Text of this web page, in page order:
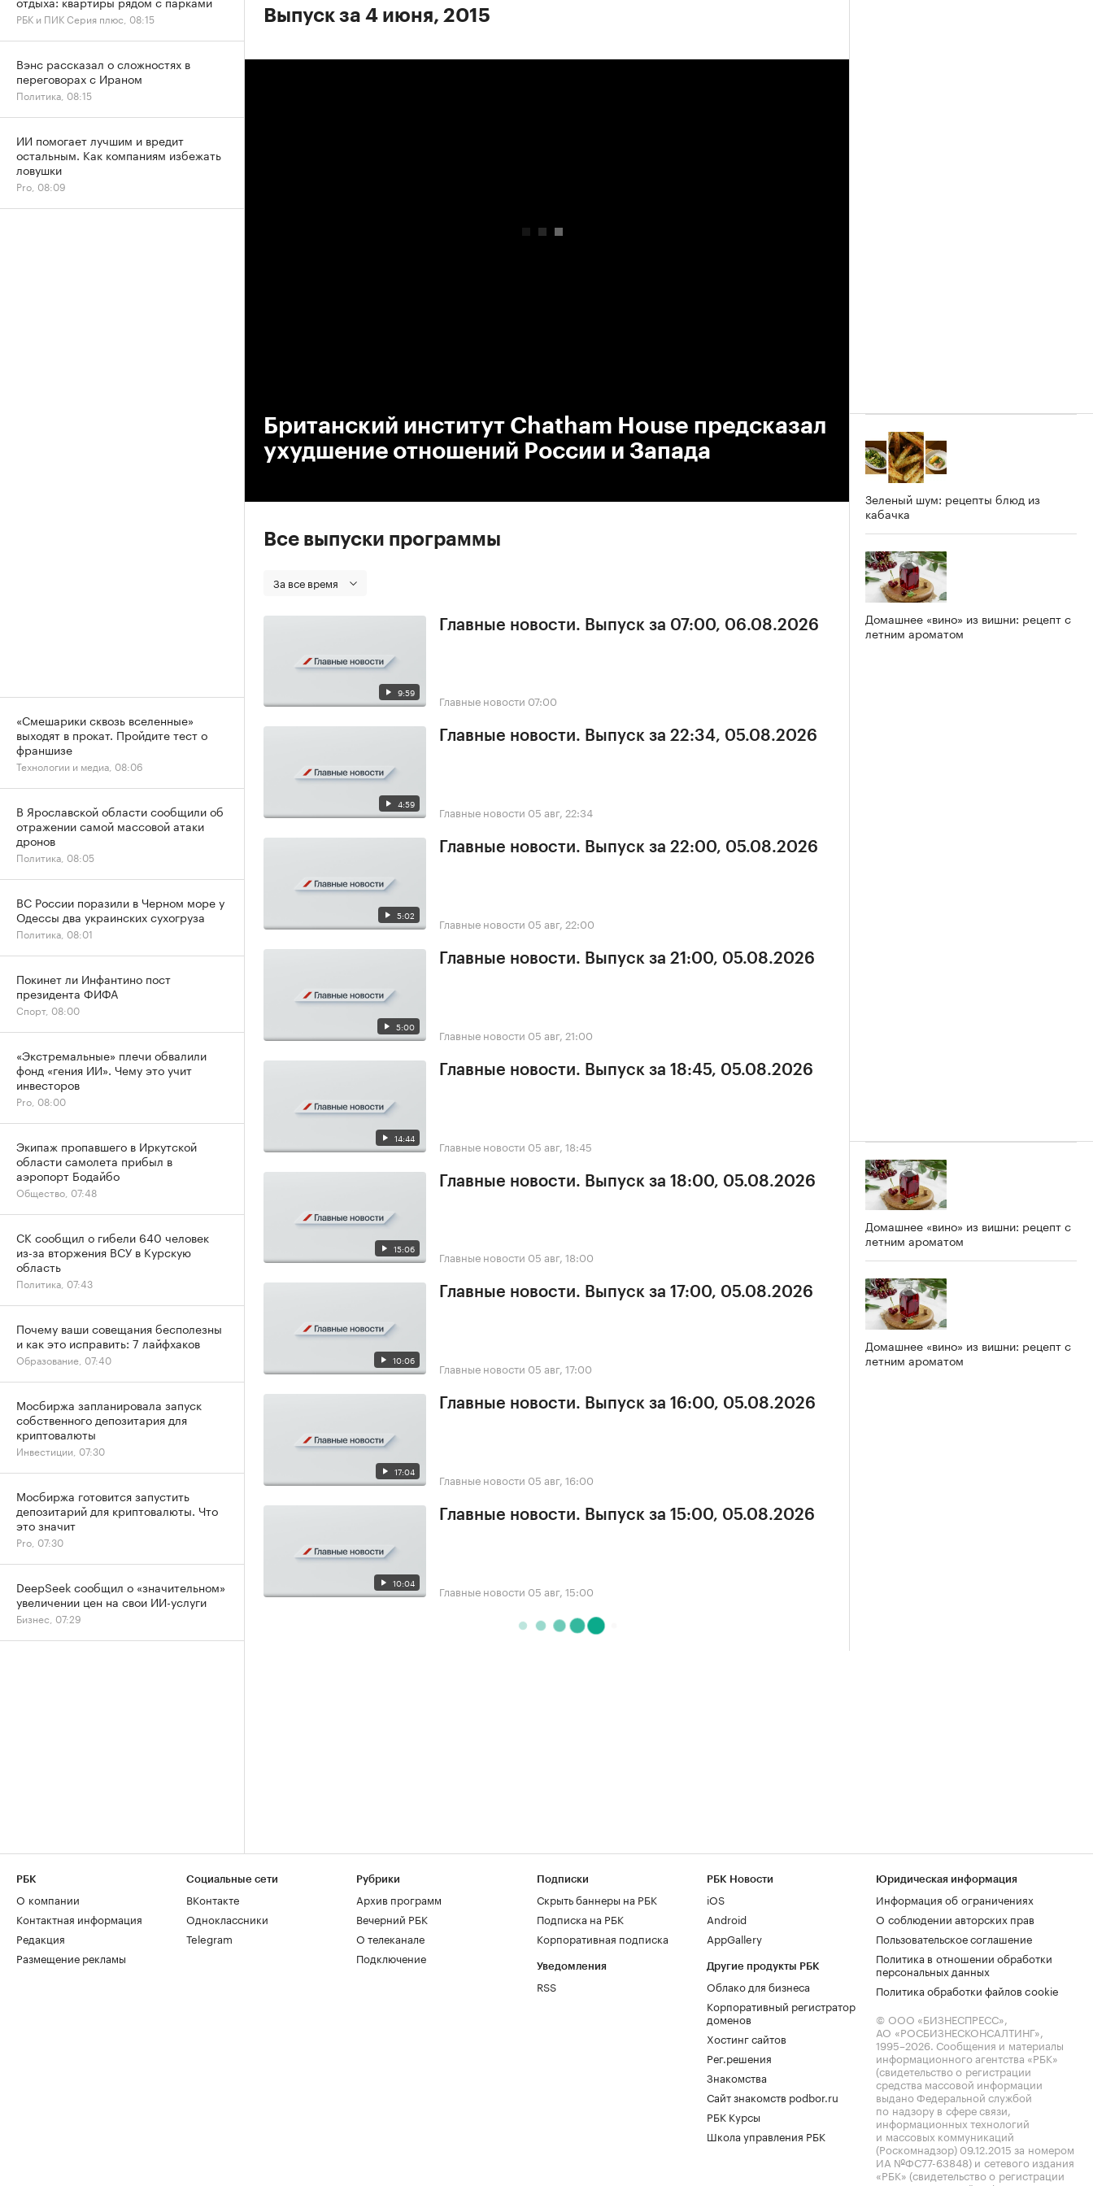
Выпуск за 4 июня, 2015
Британский институт Chatham House предсказал
ухудшение отношений России и Запада
Все выпуски программы
За все время
9:59
Главные новости. Выпуск за 07:00, 06.08.2026
Главные новости 07:00
4:59
Главные новости. Выпуск за 22:34, 05.08.2026
Главные новости 05 авг, 22:34
5:02
Главные новости. Выпуск за 22:00, 05.08.2026
Главные новости 05 авг, 22:00
5:00
Главные новости. Выпуск за 21:00, 05.08.2026
Главные новости 05 авг, 21:00
14:44
Главные новости. Выпуск за 18:45, 05.08.2026
Главные новости 05 авг, 18:45
15:06
Главные новости. Выпуск за 18:00, 05.08.2026
Главные новости 05 авг, 18:00
10:06
Главные новости. Выпуск за 17:00, 05.08.2026
Главные новости 05 авг, 17:00
17:04
Главные новости. Выпуск за 16:00, 05.08.2026
Главные новости 05 авг, 16:00
10:04
Главные новости. Выпуск за 15:00, 05.08.2026
Главные новости 05 авг, 15:00
Зеленый шум: рецепты блюд из
кабачка
Домашнее «вино» из вишни: рецепт с
летним ароматом
Домашнее «вино» из вишни: рецепт с
летним ароматом
Домашнее «вино» из вишни: рецепт с
летним ароматом
РБК и ПИК Серия плюс, 08:15
Вэнс рассказал о сложностях в
переговорах с Ираном
Политика, 08:15
ИИ помогает лучшим и вредит
остальным. Как компаниям избежать
ловушки
Pro, 08:09
«Смешарики сквозь вселенные»
выходят в прокат. Пройдите тест о
франшизе
Технологии и медиа, 08:06
В Ярославской области сообщили об
отражении самой массовой атаки
дронов
Политика, 08:05
ВС России поразили в Черном море у
Одессы два украинских сухогруза
Политика, 08:01
Покинет ли Инфантино пост
президента ФИФА
Спорт, 08:00
«Экстремальные» плечи обвалили
фонд «гения ИИ». Чему это учит
инвесторов
Pro, 08:00
Экипаж пропавшего в Иркутской
области самолета прибыл в
аэропорт Бодайбо
Общество, 07:48
СК сообщил о гибели 640 человек
из-за вторжения ВСУ в Курскую
область
Политика, 07:43
Почему ваши совещания бесполезны
и как это исправить: 7 лайфхаков
Образование, 07:40
Мосбиржа запланировала запуск
собственного депозитария для
криптовалюты
Инвестиции, 07:30
Мосбиржа готовится запустить
депозитарий для криптовалюты. Что
это значит
Pro, 07:30
DeepSeek сообщил о «значительном»
увеличении цен на свои ИИ-услуги
Бизнес, 07:29
РБК
О компании
Контактная информация
Редакция
Размещение рекламы
Социальные сети
ВКонтакте
Одноклассники
Telegram
Рубрики
Архив программ
Вечерний РБК
О телеканале
Подключение
Подписки
Скрыть баннеры на РБК
Подписка на РБК
Корпоративная подписка
Уведомления
RSS
РБК Новости
iOS
Android
AppGallery
Другие продукты РБК
Облако для бизнеса
Корпоративный регистратор
доменов
Хостинг сайтов
Рег.решения
Знакомства
Сайт знакомств podbor.ru
РБК Курсы
Школа управления РБК
Юридическая информация
Информация об ограничениях
О соблюдении авторских прав
Пользовательское соглашение
Политика в отношении обработки
персональных данных
Политика обработки файлов cookie
© ООО «БИЗНЕСПРЕСС»,
АО «РОСБИЗНЕСКОНСАЛТИНГ»,
1995–2026. Сообщения и материалы
информационного агентства «РБК»
(свидетельство о регистрации
средства массовой информации
выдано Федеральной службой
по надзору в сфере связи,
информационных технологий
и массовых коммуникаций
(Роскомнадзор) 09.12.2015 за номером
ИА №ФС77-63848) и сетевого издания
«РБК» (свидетельство о регистрации